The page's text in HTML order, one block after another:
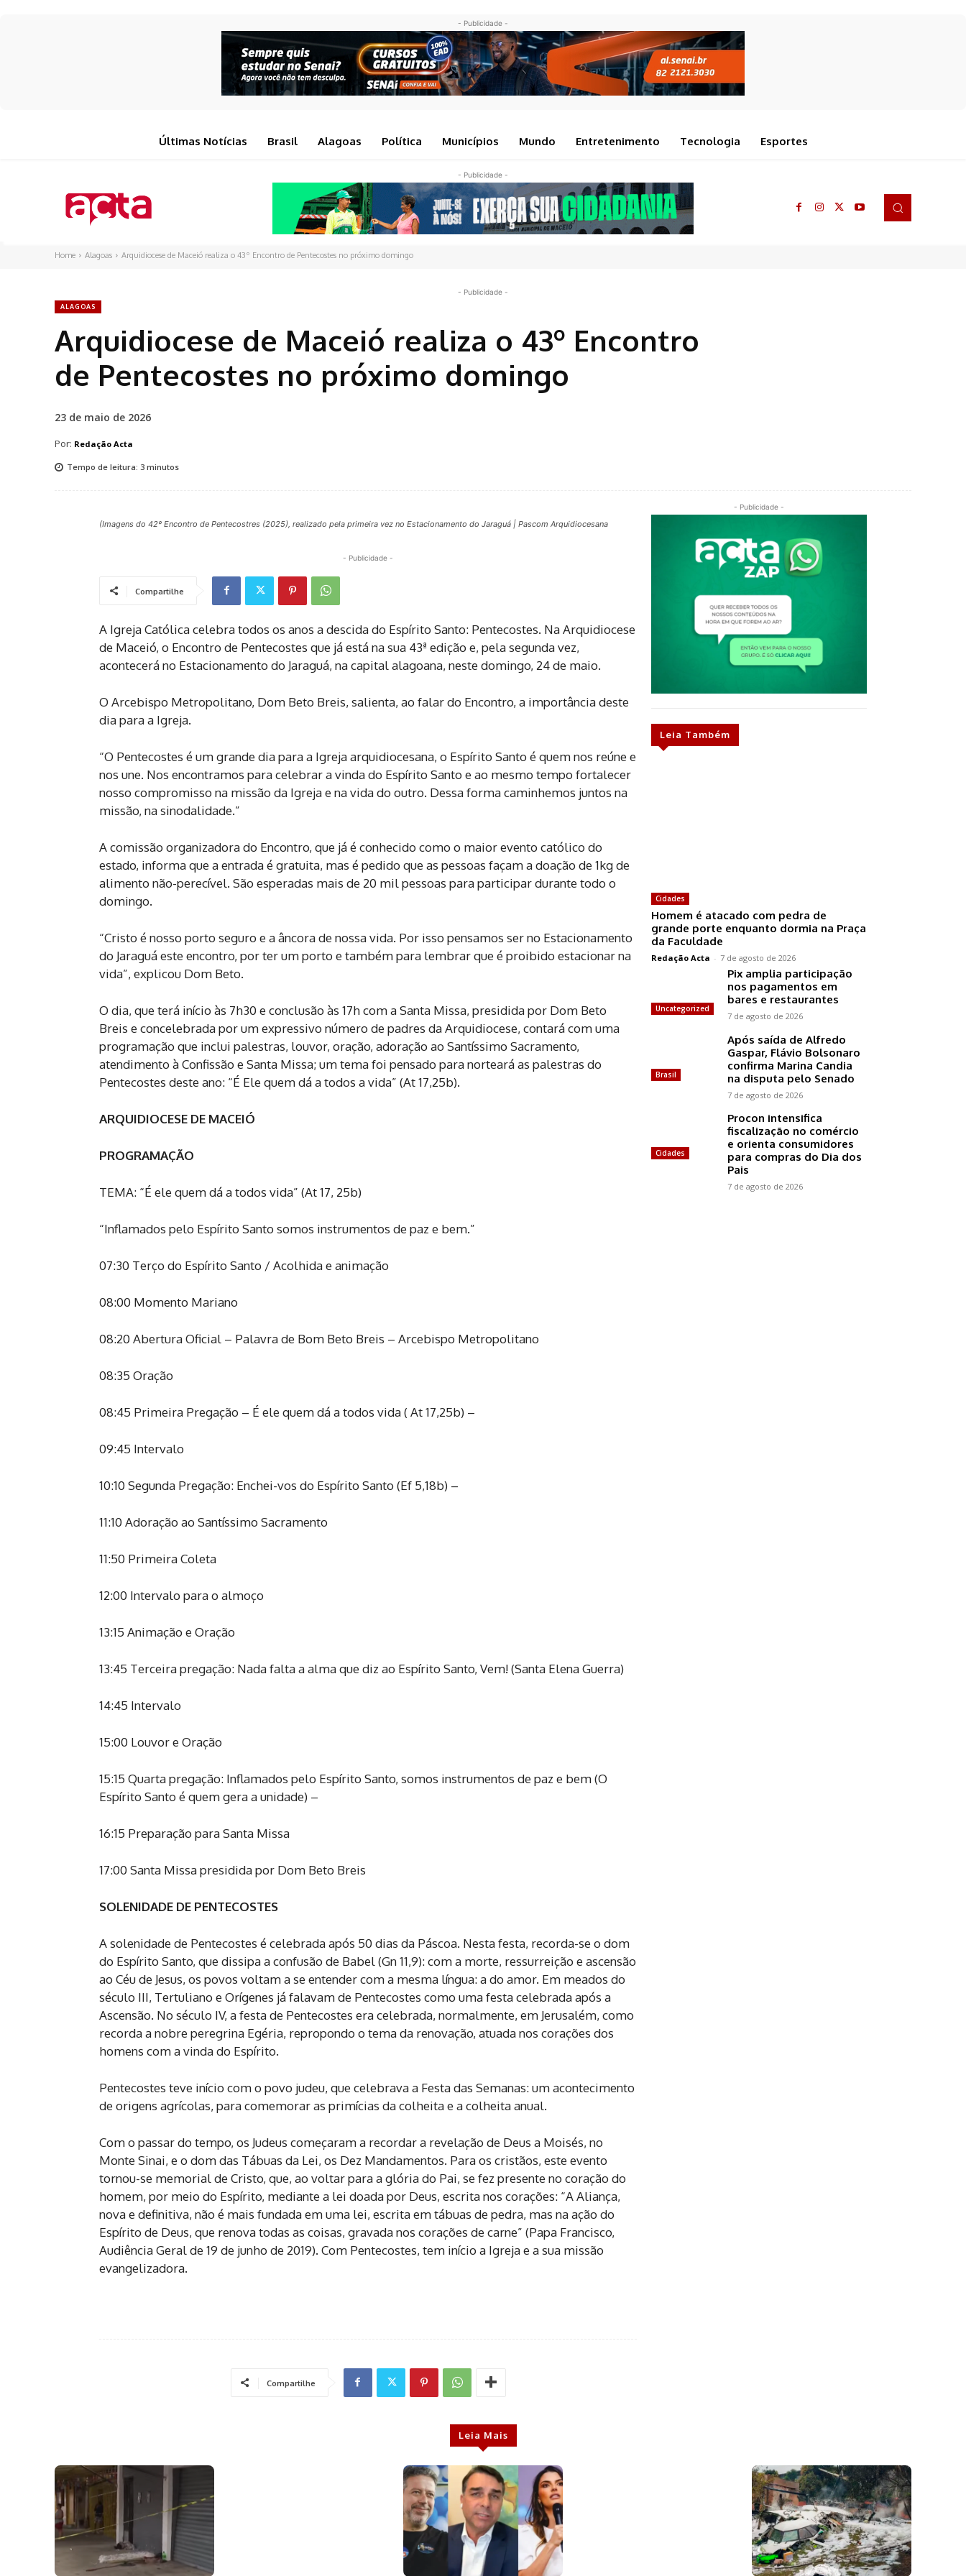
- Publicidade -
Últimas Notícias Brasil Alagoas Política Municípios Mundo Entretenimento Tecnologia Esportes
- Publicidade -
Home Alagoas Arquidiocese de Maceió realiza o 43º Encontro de Pentecostes no próximo domingo
- Publicidade -
ALAGOAS
Arquidiocese de Maceió realiza o 43º Encontro
de Pentecostes no próximo domingo
23 de maio de 2026
Por: Redação Acta
Tempo de leitura: 3 minutos
(Imagens do 42º Encontro de Pentecostres (2025), realizado pela primeira vez no Estacionamento do Jaraguá | Pascom Arquidiocesana
- Publicidade -
Compartilhe
A Igreja Católica celebra todos os anos a descida do Espírito Santo: Pentecostes. Na Arquidiocese
de Maceió, o Encontro de Pentecostes que já está na sua 43ª edição e, pela segunda vez,
acontecerá no Estacionamento do Jaraguá, na capital alagoana, neste domingo, 24 de maio.
O Arcebispo Metropolitano, Dom Beto Breis, salienta, ao falar do Encontro, a importância deste
dia para a Igreja.
“O Pentecostes é um grande dia para a Igreja arquidiocesana, o Espírito Santo é quem nos reúne e
nos une. Nos encontramos para celebrar a vinda do Espírito Santo e ao mesmo tempo fortalecer
nosso compromisso na missão da Igreja e na vida do outro. Dessa forma caminhemos juntos na
missão, na sinodalidade.”
A comissão organizadora do Encontro, que já é conhecido como o maior evento católico do
estado, informa que a entrada é gratuita, mas é pedido que as pessoas façam a doação de 1kg de
alimento não-perecível. São esperadas mais de 20 mil pessoas para participar durante todo o
domingo.
“Cristo é nosso porto seguro e a âncora de nossa vida. Por isso pensamos ser no Estacionamento
do Jaraguá este encontro, por ter um porto e também para lembrar que é proibido estacionar na
vida”, explicou Dom Beto.
O dia, que terá início às 7h30 e conclusão às 17h com a Santa Missa, presidida por Dom Beto
Breis e concelebrada por um expressivo número de padres da Arquidiocese, contará com uma
programação que inclui palestras, louvor, oração, adoração ao Santíssimo Sacramento,
atendimento à Confissão e Santa Missa; um tema foi pensado para norteará as palestras do
Pentecostes deste ano: “É Ele quem dá a todos a vida” (At 17,25b).
ARQUIDIOCESE DE MACEIÓ
PROGRAMAÇÃO
TEMA: “É ele quem dá a todos vida” (At 17, 25b)
“Inflamados pelo Espírito Santo somos instrumentos de paz e bem.”
07:30 Terço do Espírito Santo / Acolhida e animação
08:00 Momento Mariano
08:20 Abertura Oficial – Palavra de Bom Beto Breis – Arcebispo Metropolitano
08:35 Oração
08:45 Primeira Pregação – É ele quem dá a todos vida ( At 17,25b) –
09:45 Intervalo
10:10 Segunda Pregação: Enchei-vos do Espírito Santo (Ef 5,18b) –
11:10 Adoração ao Santíssimo Sacramento
11:50 Primeira Coleta
12:00 Intervalo para o almoço
13:15 Animação e Oração
13:45 Terceira pregação: Nada falta a alma que diz ao Espírito Santo, Vem! (Santa Elena Guerra)
14:45 Intervalo
15:00 Louvor e Oração
15:15 Quarta pregação: Inflamados pelo Espírito Santo, somos instrumentos de paz e bem (O
Espírito Santo é quem gera a unidade) –
16:15 Preparação para Santa Missa
17:00 Santa Missa presidida por Dom Beto Breis
SOLENIDADE DE PENTECOSTES
A solenidade de Pentecostes é celebrada após 50 dias da Páscoa. Nesta festa, recorda-se o dom
do Espírito Santo, que dissipa a confusão de Babel (Gn 11,9): com a morte, ressurreição e ascensão
ao Céu de Jesus, os povos voltam a se entender com a mesma língua: a do amor. Em meados do
século III, Tertuliano e Orígenes já falavam de Pentecostes como uma festa celebrada após a
Ascensão. No século IV, a festa de Pentecostes era celebrada, normalmente, em Jerusalém, como
recorda a nobre peregrina Egéria, repropondo o tema da renovação, atuada nos corações dos
homens com a vinda do Espírito.
Pentecostes teve início com o povo judeu, que celebrava a Festa das Semanas: um acontecimento
de origens agrícolas, para comemorar as primícias da colheita e a colheita anual.
Com o passar do tempo, os Judeus começaram a recordar a revelação de Deus a Moisés, no
Monte Sinai, e o dom das Tábuas da Lei, os Dez Mandamentos. Para os cristãos, este evento
tornou-se memorial de Cristo, que, ao voltar para a glória do Pai, se fez presente no coração do
homem, por meio do Espírito, mediante a lei doada por Deus, escrita nos corações: “A Aliança,
nova e definitiva, não é mais fundada em uma lei, escrita em tábuas de pedra, mas na ação do
Espírito de Deus, que renova todas as coisas, gravada nos corações de carne” (Papa Francisco,
Audiência Geral de 19 de junho de 2019). Com Pentecostes, tem início a Igreja e a sua missão
evangelizadora.
Compartilhe
- Publicidade -
Leia Também
Cidades
Homem é atacado com pedra de
grande porte enquanto dormia na Praça
da Faculdade
Redação Acta - 7 de agosto de 2026
Uncategorized
Pix amplia participação
nos pagamentos em
bares e restaurantes
7 de agosto de 2026
Brasil
Após saída de Alfredo
Gaspar, Flávio Bolsonaro
confirma Marina Candia
na disputa pelo Senado
7 de agosto de 2026
Cidades
Procon intensifica
fiscalização no comércio
e orienta consumidores
para compras do Dia dos
Pais
7 de agosto de 2026
Leia Mais